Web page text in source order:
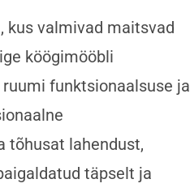
kus valmivad maitsvad
köögimööbli
funktsionaalsuse ja
tõhusat lahendust,
täpselt ja